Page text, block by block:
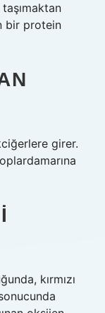
bir protein
girer.
kırmızı